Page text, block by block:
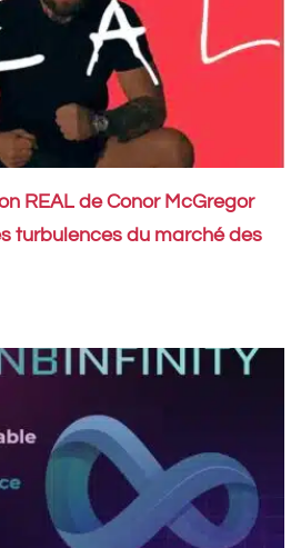
REAL de Conor McGregor
turbulences du marché des